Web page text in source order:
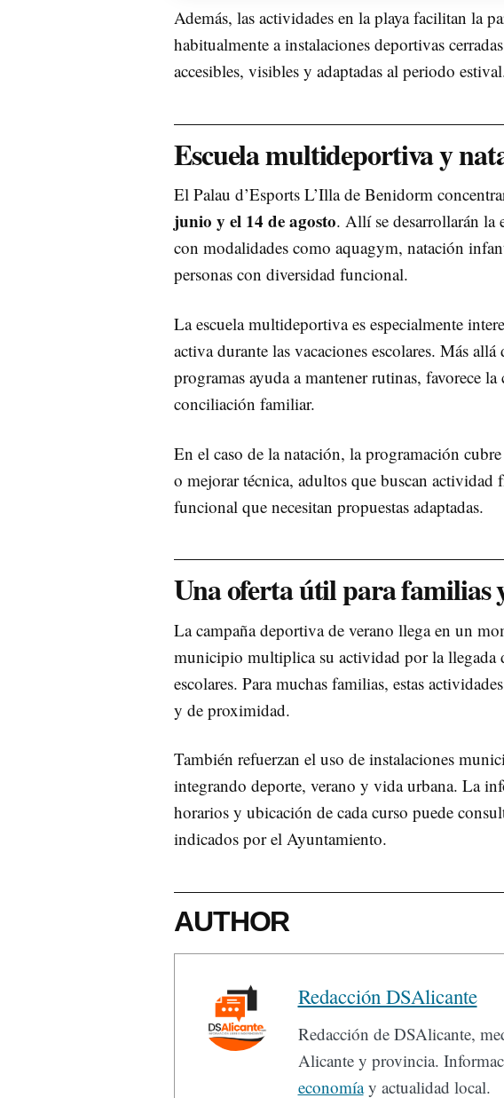
Además, las actividades en la playa facilitan la
habitualmente a instalaciones deportivas
accesibles, visibles y adaptadas al periodo
Escuela multideportiva y
El Palau d’Esports L’Illa de Benidorm
junio y el 14 de agosto. Allí se desarrollarán la
con modalidades como aquagym, natación
personas con diversidad funcional.
La escuela multideportiva es especialmente
activa durante las vacaciones escolares. Más
programas ayuda a mantener rutinas, favorece
conciliación familiar.
En el caso de la natación, la programación
o mejorar técnica, adultos que buscan
funcional que necesitan propuestas adaptadas.
Una oferta útil para familias
La campaña deportiva de verano llega en un
municipio multiplica su actividad por la llegada
escolares. Para muchas familias, estas
y de proximidad.
También refuerzan el uso de instalaciones
integrando deporte, verano y vida urbana. La
horarios y ubicación de cada curso puede
indicados por el Ayuntamiento.
AUTHOR
Redacción DSAlicante
Redacción de DSAlicante,
Alicante y provincia.
economíay actualidad local.